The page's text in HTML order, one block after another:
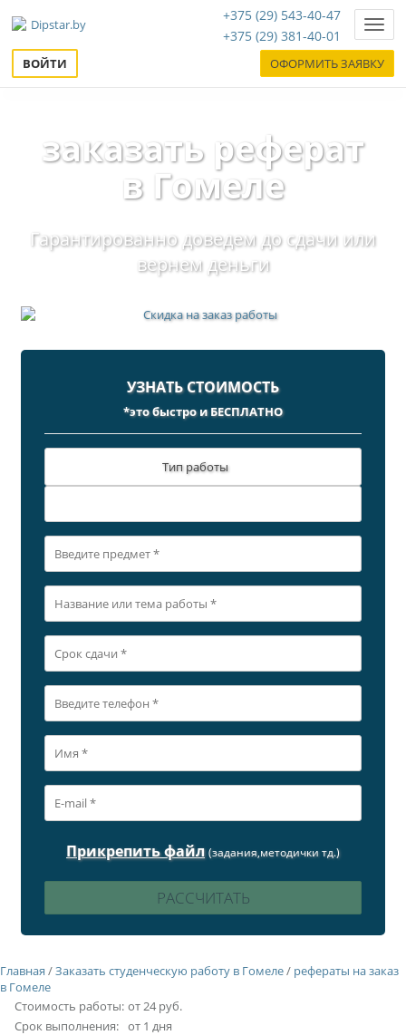
+375 (29) 543-40-47
+375 (29) 381-40-01
ВОЙТИ ОФОРМИТЬ ЗАЯВКУ
заказать реферат
в Гомеле
Гарантированно доведем до сдачи или
вернем деньги
УЗНАТЬ СТОИМОСТЬ
*это быстро и БЕСПЛАТНО
Тип работы
Прикрепить файл (задания,методички тд.)
Главная /Заказать студенческую работу в Гомеле/ рефераты на заказ
в Гомеле
Стоимость работы: от 24 руб.
Срок выполнения: от 1 дня